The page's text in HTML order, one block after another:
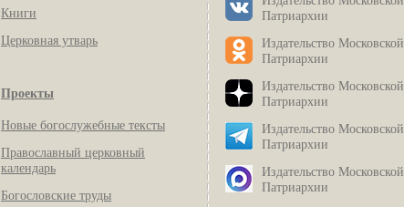
Книги
Церковная утварь
Проекты
Новые богослужебные тексты
Православный церковный
календарь
Богословские труды
Патриархии
Издательство Московской
Патриархии
Издательство Московской
Патриархии
Издательство Московской
Патриархии
Издательство Московской
Патриархии